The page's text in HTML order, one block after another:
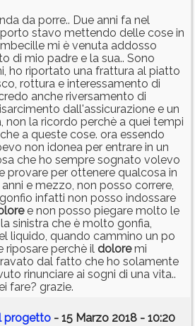
da porre.. Due anni fa nel
stavo mettendo delle cose in
mi è venuta addosso
di mio padre e la sua.. Sono
ho riportato una frattura al piatto
rottura e interessamento di
anche riversamento di
dall'assicurazione e un
non la ricordo perchè a quei tempi
a queste cose. ora essendo
non idonea per entrare in un
che ho sempre sognato volevo
provare per ottenere qualcosa in
e mezzo, non posso correre,
infatti non posso indossare
e non posso piegare molto le
sinistra che è molto gonfia,
liquido, quando cammino un po
riposare perchè il doloremi
dal fatto che ho solamente
rinunciare ai sogni di una vita..
fare? grazie.
progetto - 15 Marzo 2018 - 10:20